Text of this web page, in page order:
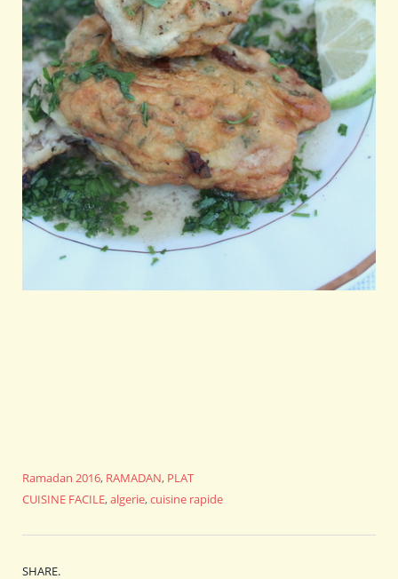
Ramadan 2016, RAMADAN, PLAT
CUISINE FACILE,algerie,cuisine rapide
SHARE.